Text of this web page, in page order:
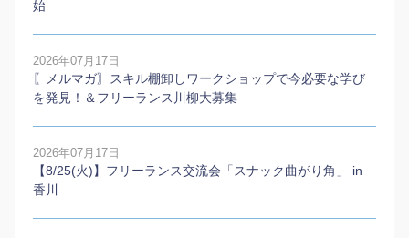
始
2026年07月17日
〖メルマガ〗スキル棚卸しワークショップで今必要な学び
を発見！＆フリーランス川柳大募集
2026年07月17日
【8/25(火)】フリーランス交流会「スナック曲がり角」 in
香川